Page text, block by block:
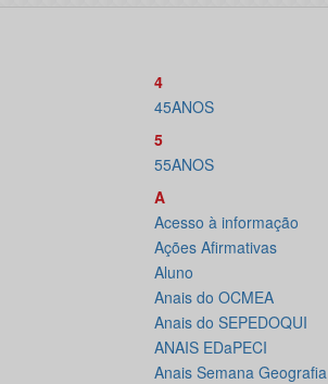
4
45ANOS
5
55ANOS
A
Acesso à informação
Ações Afirmativas
Aluno
Anais do OCMEA
Anais do SEPEDOQUI
ANAIS EDaPECI
Anais Semana Geografia